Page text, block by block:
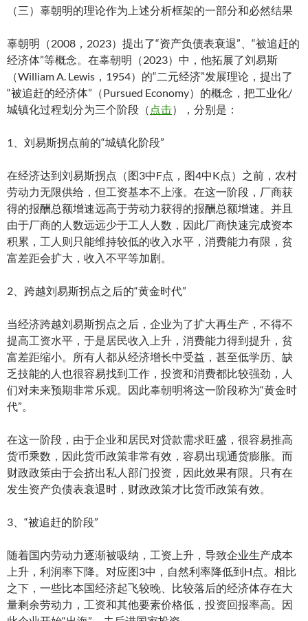
（三）辜朝明的理论作为上述分析框架的一部分和必然结果
辜朝明（2008，2023）提出了“资产负债表衰退”、“被追赶的
经济体”等概念。在辜朝明（2023）中，他拓展了刘易斯
（William A. Lewis，1954）的“二元经济”发展理论，提出了
“被追赶的经济体”（Pursued Economy）的概念，把工业化/
城镇化过程划分为三个阶段（ 点击），分别是：
1、刘易斯拐点前的“城镇化阶段”
在经济达到刘易斯拐点（图3中F点，图4中K点）之前，农村
劳动力无限供给，但工资基本不上涨。在这一阶段，厂商获
得的报酬总额增速远高于劳动力获得的报酬总额增速。并且
由于厂商的人数远远少于工人人数，因此厂商快速完成资本
积累，工人则只能维持较低的收入水平，消费能力有限，贫
富差距会扩大，收入不平等加剧。
2、跨越刘易斯拐点之后的“黄金时代”
当经济跨越刘易斯拐点之后，企业为了扩大再生产，不得不
提高工资水平，于是居民收入上升，消费能力得到提升，贫
富差距缩小。所有人都从经济增长中受益，甚至低学历、缺
乏技能的人也很容易找到工作，投资和消费都比较强劲，人
们对未来预期非常乐观。因此辜朝明将这一阶段称为“黄金时
代”。
在这一阶段，由于企业和居民对贷款需求旺盛，很容易推高
货币乘数，因此货币政策非常有效，容易出现通货膨胀。而
财政政策由于会挤出私人部门投资，因此效果有限。只有在
发生资产负债表衰退时，财政政策才比货币政策有效。
3、“被追赶的阶段”
随着国内劳动力逐渐被吸纳，工资上升，导致企业生产成本
上升，利润率下降。对应图3中，自然利率降低到H点。相比
之下，一些比本国经济起飞较晚、比较落后的经济体存在大
量剩余劳动力，工资和其他要素价格低，投资回报率高。因